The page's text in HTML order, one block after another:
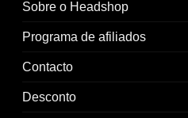
Sobre o Headshop
Programa de afiliados
Contacto
Desconto